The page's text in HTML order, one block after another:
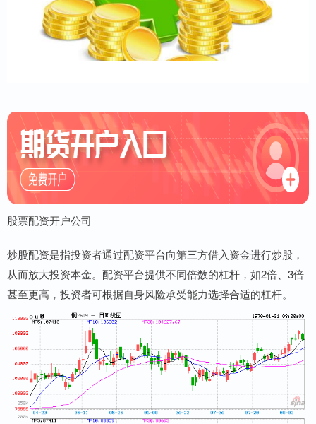
股票配资开户公司
炒股配资是指投资者通过配资平台向第三方借入资金进行炒股，
从而放大投资本金。配资平台提供不同倍数的杠杆，如2倍、3倍
甚至更高，投资者可根据自身风险承受能力选择合适的杠杆。